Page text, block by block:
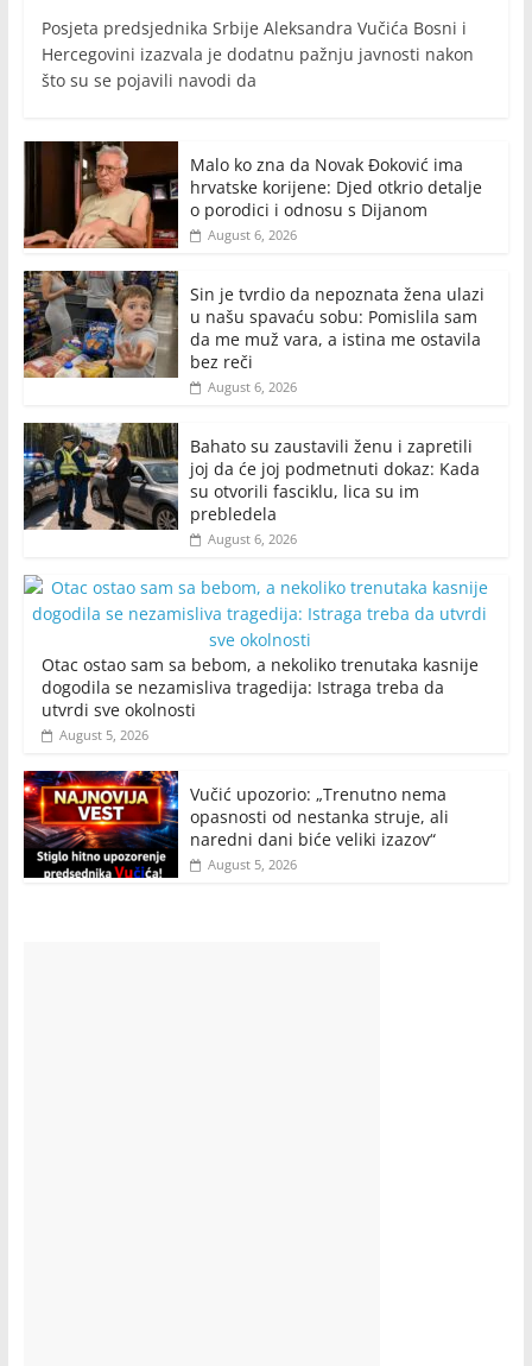
Posjeta predsjednika Srbije Aleksandra Vučića Bosni i
Hercegovini izazvala je dodatnu pažnju javnosti nakon
što su se pojavili navodi da
Malo ko zna da Novak Đoković ima
hrvatske korijene: Djed otkrio detalje
o porodici i odnosu s Dijanom
August 6, 2026
Sin je tvrdio da nepoznata žena ulazi
u našu spavaću sobu: Pomislila sam
da me muž vara, a istina me ostavila
bez reči
August 6, 2026
Bahato su zaustavili ženu i zapretili
joj da će joj podmetnuti dokaz: Kada
su otvorili fasciklu, lica su im
prebledela
August 6, 2026
Otac ostao sam sa bebom, a nekoliko trenutaka kasnije
dogodila se nezamisliva tragedija: Istraga treba da
utvrdi sve okolnosti
August 5, 2026
Vučić upozorio: „Trenutno nema
opasnosti od nestanka struje, ali
naredni dani biće veliki izazov“
August 5, 2026